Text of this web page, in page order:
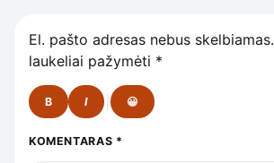
El. pašto adresas nebus skelbiamas.
laukeliai pažymėti *
B I 😀
KOMENTARAS *